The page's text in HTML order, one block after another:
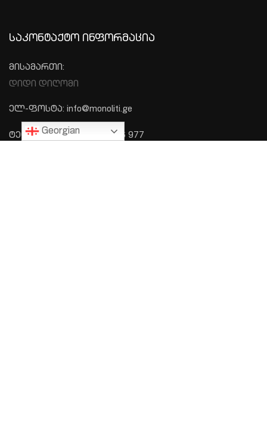
ᲡᲐᲙᲝᲜᲢᲐᲥᲢᲝ ᲘᲜᲤᲝᲠᲛᲐᲪᲘᲐ
მისამართი:
დიდი დიღომი
ელ-ფოსტა: info@monoliti.ge
ტელეფონი: +995 577 576 977
Georgian